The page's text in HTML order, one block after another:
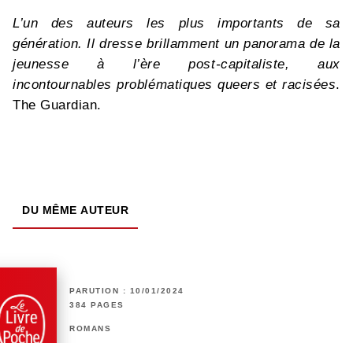
L’un des auteurs les plus importants de sa
génération. Il dresse brillamment un panorama de la
jeunesse à l’ère post-capitaliste, aux
incontournables problématiques queers et racisées.
The Guardian.
DU MÊME AUTEUR
PARUTION : 10/01/2024
384 PAGES
ROMANS